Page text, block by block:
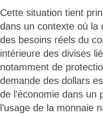
Cette situation tient
dans un contexte où la
des besoins réels du
intérieure des divises
notamment de
demande des dollars
de l’économie dans
l’usage de la monnaie